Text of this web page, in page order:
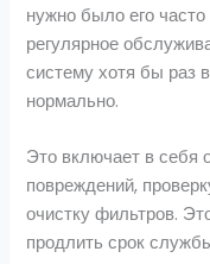
нужно было его
регулярное
систему хотя бы раз
нормально.
Это включает в себя
повреждений,
очистку фильтров.
продлить срок